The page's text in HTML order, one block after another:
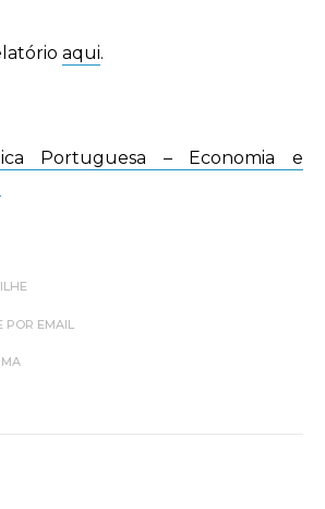
aqui.
Portuguesa – Economia e
POR EMAIL